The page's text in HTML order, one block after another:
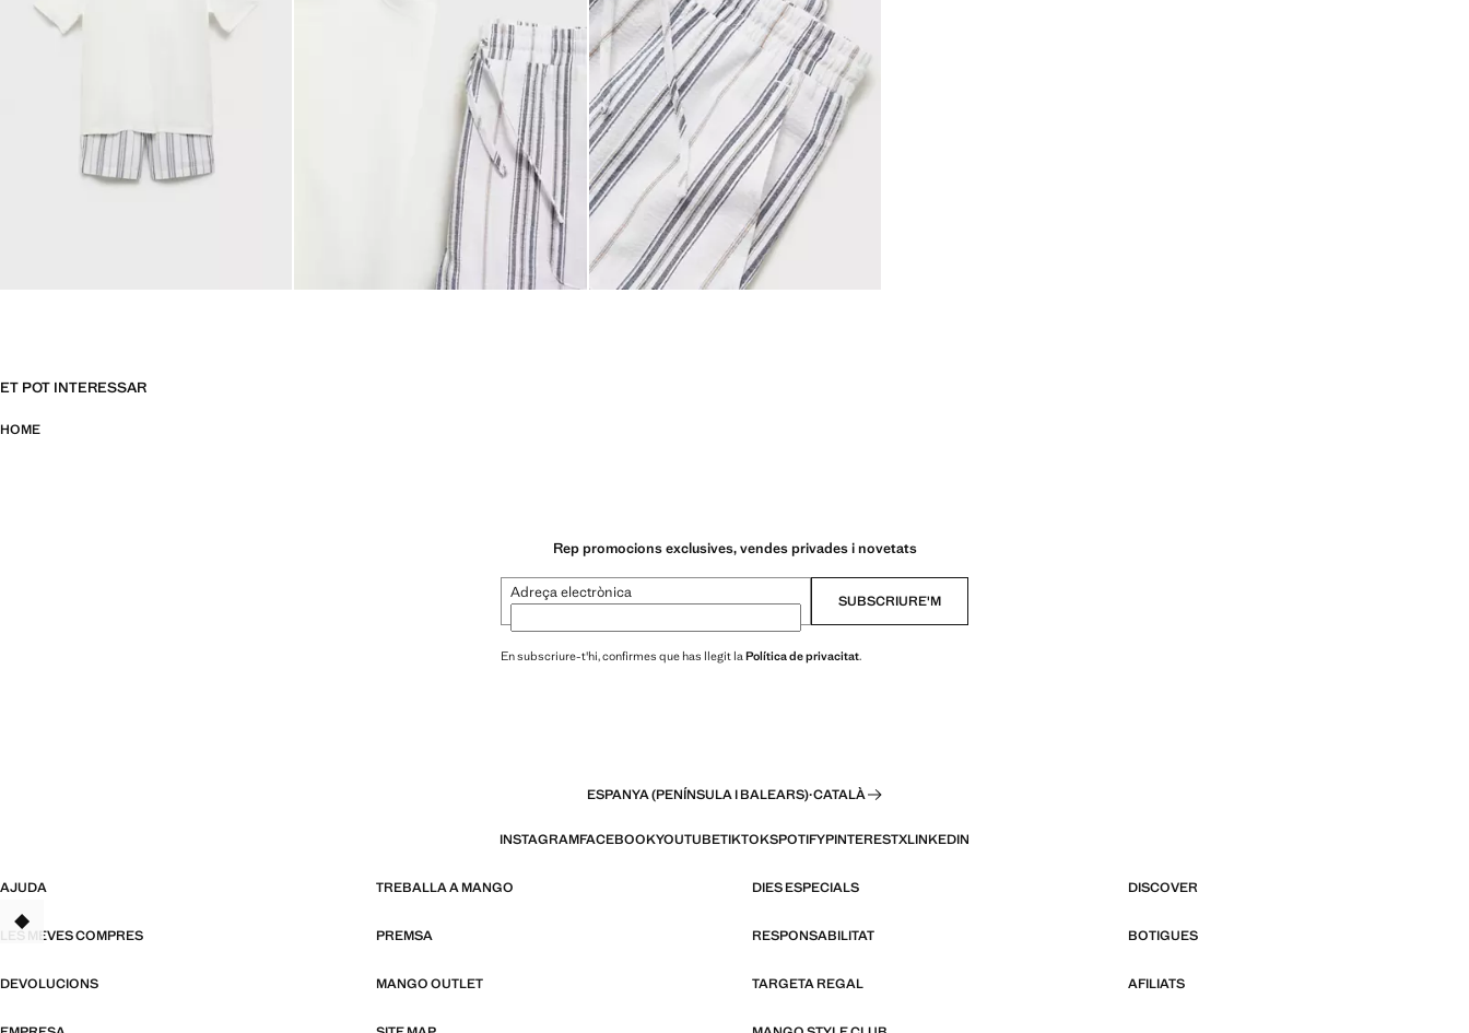
ET POT INTERESSAR
HOME
Rep promocions exclusives, vendes privades i novetats
Adreça electrònica SUBSCRIURE'M
En subscriure-t'hi, confirmes que has llegit laPolítica de privacitat.
ESPANYA (PENÍNSULA I BALEARS)·CATALÀ
INSTAGRAMFACEBOOKYOUTUBETIKTOKSPOTIFYPINTERESTXLINKEDIN
AJUDA TREBALLA A MANGO DIES ESPECIALS DISCOVER
LES MEVES COMPRES PREMSA RESPONSABILITAT BOTIGUES
DEVOLUCIONS MANGO OUTLET TARGETA REGAL AFILIATS